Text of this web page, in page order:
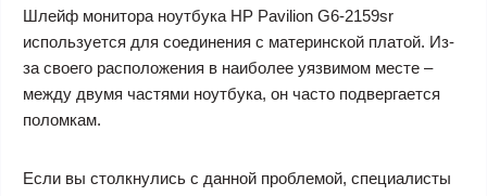
Шлейф монитора ноутбука HP Pavilion G6-2159sr
используется для соединения с материнской платой. Из-
за своего расположения в наиболее уязвимом месте –
между двумя частями ноутбука, он часто подвергается
поломкам.
Если вы столкнулись с данной проблемой, специалисты